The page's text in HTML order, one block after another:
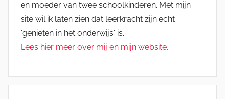
en moeder van twee schoolkinderen. Met mijn
site wil ik laten zien dat leerkracht zijn echt
'genieten in het onderwijs' is.
Lees hier meer over mij en mijn website.